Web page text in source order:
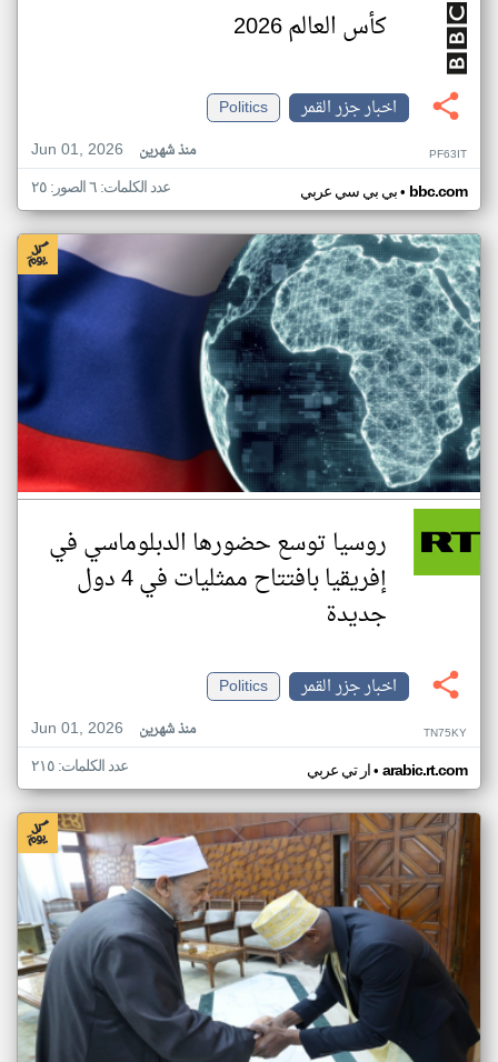
كأس العالم 2026
اخبار جزر القمر
Politics
Jun 01, 2026
منذ شهرين PF63IT
بي بي سي عربي• bbc.com عدد الكلمات: ٦ الصور: ٢٥
روسيا توسع حضورها الدبلوماسي في
إفريقيا بافتتاح ممثليات في 4 دول
جديدة
اخبار جزر القمر
Politics
Jun 01, 2026
منذ شهرين TN75KY
ار تي عربي• arabic.rt.com عدد الكلمات: ٢١٥